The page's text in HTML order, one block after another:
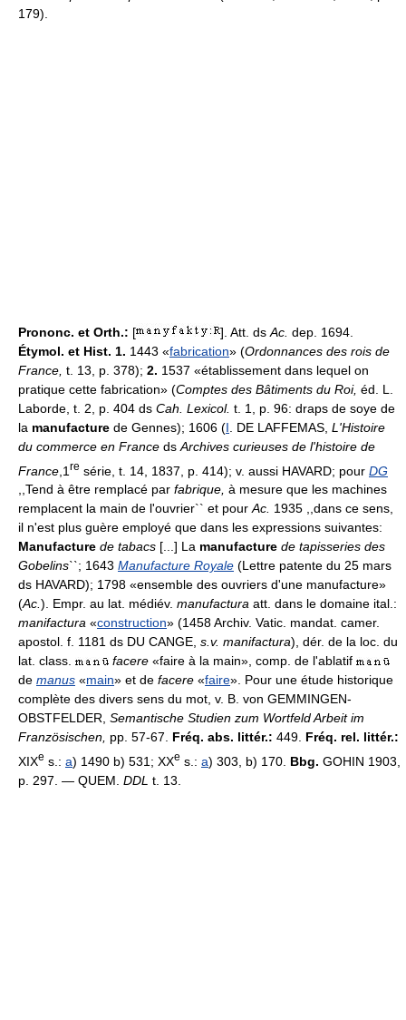
179).
Prononc. et Orth.: [ ]. Att. ds Ac. dep. 1694.
Étymol. et Hist. 1. 1443 «fabrication» (Ordonnances des rois de
France, t. 13, p. 378); 2. 1537 «établissement dans lequel on
pratique cette fabrication» (Comptes des Bâtiments du Roi, éd. L.
Laborde, t. 2, p. 404 ds Cah. Lexicol. t. 1, p. 96: draps de soye de
la manufacture de Gennes); 1606 (I . DE LAFFEMAS, L'Histoire
du commerce en France ds Archives curieuses de l'histoire de
France 1 re série, t. 14, 1837, p. 414); v. aussi HAVARD; pour DG
,,Tend à être remplacé par fabrique, à mesure que les machines
remplacent la main de l'ouvrier`` et pourAc. 1935 ,,dans ce sens,
il n'est plus guère employé que dans les expressions suivantes:
Manufacture de tabacs [...] La manufacture de tapisseries des
Gobelins``; 1643 Manufacture Royale (Lettre patente du 25 mars
ds HAVARD); 1798 «ensemble des ouvriers d'une manufacture»
(Ac.). Empr. au lat. médiév. manufactura att. dans le domaine ital.:
manifactura «construction» (1458 Archiv. Vatic. mandat. camer.
apostol. f. 1181 ds DU CANGE, s.v. manifactura), dér. de la loc. du
lat. class.
facere «faire à la main», comp. de l'ablatif
de manus «main» et de facere «faire». Pour une étude historique
complète des divers sens du mot, v. B. von GEMMINGEN-
OBSTFELDER, Semantische Studien zum Wortfeld Arbeit im
Französischen, pp. 57-67. Fréq. abs. littér.: 449. Fréq. rel. littér.:
XIXe s.: a) 1490 b) 531; XXe s.: a) 303, b) 170. Bbg. GOHIN 1903,
p. 297. — QUEM. DDL t. 13.